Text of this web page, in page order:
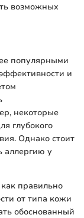
возможных
популярными
и
некоторые
глубокого
Однако стоит
аллергию у
правильно
от типа кожи
обоснованный